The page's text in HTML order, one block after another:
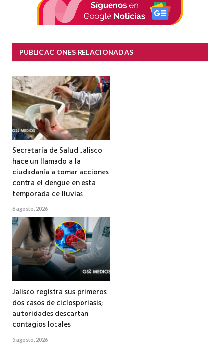
PUBLICACIONES RELACIONADAS
Secretaría de Salud Jalisco
hace un llamado a la
ciudadanía a tomar acciones
contra el dengue en esta
temporada de lluvias
6 agosto, 2026
Jalisco registra sus primeros
dos casos de ciclosporiasis;
autoridades descartan
contagios locales
5 agosto, 2026